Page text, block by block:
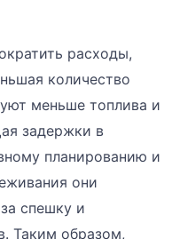
расходы,
количество
меньше топлива и
задержки в
планированию и
они
спешку и
Таким образом,